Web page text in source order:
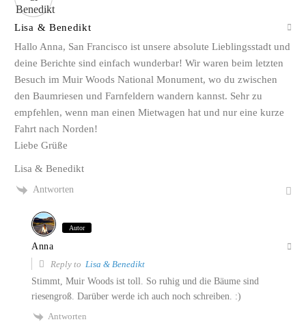
Lisa & Benedikt
Hallo Anna, San Francisco ist unsere absolute Lieblingsstadt und
deine Berichte sind einfach wunderbar! Wir waren beim letzten
Besuch im Muir Woods National Monument, wo du zwischen
den Baumriesen und Farnfeldern wandern kannst. Sehr zu
empfehlen, wenn man einen Mietwagen hat und nur eine kurze
Fahrt nach Norden!
Liebe Grüße
Lisa & Benedikt
Antworten
Autor
Anna
Reply to Lisa & Benedikt
Stimmt, Muir Woods ist toll. So ruhig und die Bäume sind
riesengroß. Darüber werde ich auch noch schreiben. :)
Antworten